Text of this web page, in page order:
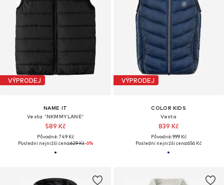
VÝPRODEJ
NAME IT
Vesta 'NKMMYLANE'
589 Kč
Původně: 749 Kč
Poslední nejnižší cena:629 Kč-6%
VÝPRODEJ
COLOR KIDS
Vesta
839 Kč
Původně: 999 Kč
Poslední nejnižší cena:656 Kč